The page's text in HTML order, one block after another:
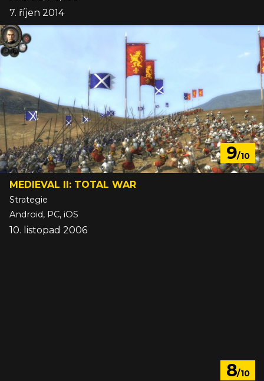
7. říjen 2014
9/10
MEDIEVAL II: TOTAL WAR
Strategie
Android, PC, iOS
10. listopad 2006
8/10